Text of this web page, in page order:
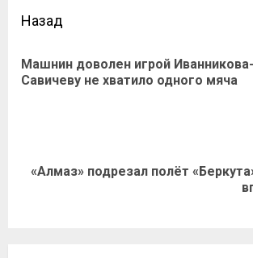
Назад
Машнин доволен игрой
Савичеву не хватило одного мяча
«Алмаз» подрезал полёт